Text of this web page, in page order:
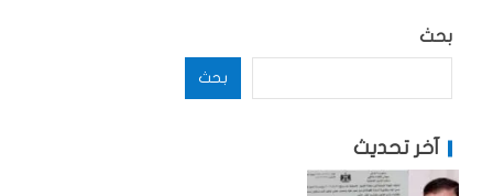
بحث
بحث
آخر تحديث